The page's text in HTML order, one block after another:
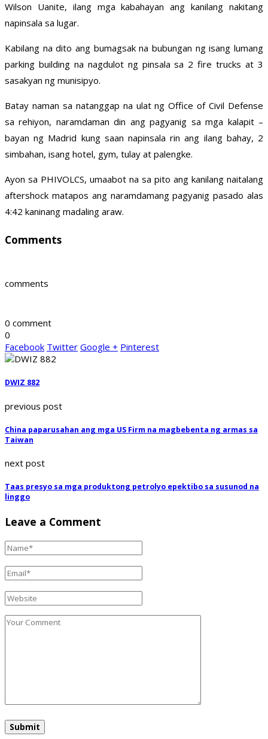
Wilson Uanite, ilang mga kabahayan ang kanilang nakitang
napinsala sa lugar.
Kabilang na dito ang bumagsak na bubungan ng isang lumang
parking building na nagdulot ng pinsala sa 2 fire trucks at 3
sasakyan ng munisipyo.
Batay naman sa natanggap na ulat ng Office of Civil Defense
sa rehiyon, naramdaman din ang pagyanig sa mga kalapit –
bayan ng Madrid kung saan napinsala rin ang ilang bahay, 2
simbahan, isang hotel, gym, tulay at palengke.
Ayon sa PHIVOLCS, umaabot na sa pito ang kanilang naitalang
aftershock matapos ang naramdamang pagyanig pasado alas
4:42 kaninang madaling araw.
Comments
comments
0 comment
0
Facebook Twitter Google + Pinterest
DWIZ 882
previous post
China paparusahan ang mga US Firm na magbebenta ng armas sa
Taiwan
next post
Taas presyo sa mga produktong petrolyo epektibo sa susunod na
linggo
Leave a Comment